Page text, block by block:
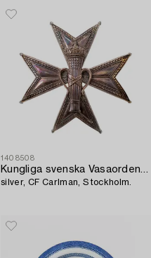
1408508
Kungliga svenska Vasaorden Kommendörskraschan,
silver, CF Carlman, Stockholm.